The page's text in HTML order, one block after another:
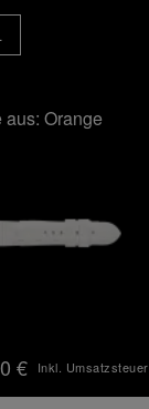
aus: Orange
€ Inkl. Umsatzsteuer